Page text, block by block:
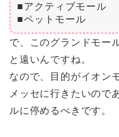
■アクティブモール
■ペットモール
で、このグランドモー
と遠いんですね。
なので、目的がイオン
メッセに行きたいので
ルに停めるべきです。